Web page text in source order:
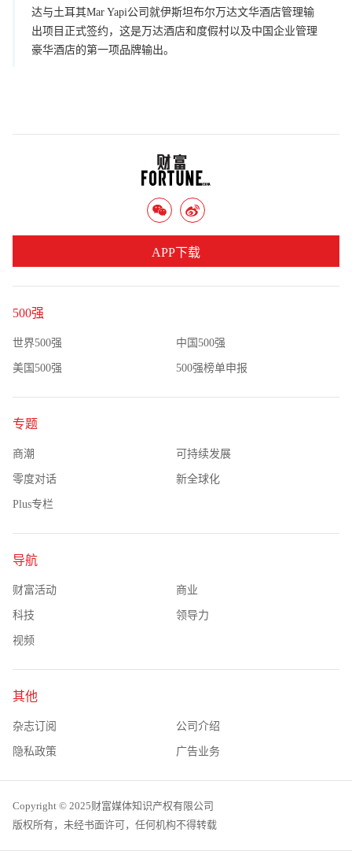
达与土耳其Mar Yapi公司就伊斯坦布尔万达文华酒店管理输
出项目正式签约，这是万达酒店和度假村以及中国企业管理
豪华酒店的第一项品牌输出。
500强
世界500强 中国500强
美国500强 500强榜单申报
专题
商潮 可持续发展
零度对话 新全球化
Plus专栏
导航
财富活动 商业
科技 领导力
视频
其他
杂志订阅 公司介绍
隐私政策 广告业务
APP下载
Copyright © 2025财富媒体知识产权有限公司
版权所有，未经书面许可，任何机构不得转载